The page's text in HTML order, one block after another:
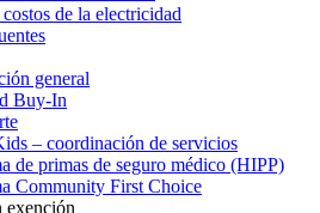
de la electricidad
general
Buy-In
– coordinación de servicios
de primas de seguro médico (HIPP)
Community First Choice
exención